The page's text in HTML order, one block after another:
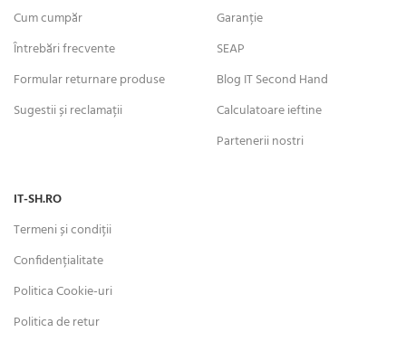
Cum cumpăr
Întrebări frecvente
Formular returnare produse
Sugestii și reclamații
Garanție
SEAP
Blog IT Second Hand
Calculatoare ieftine
Partenerii nostri
IT-SH.RO
Termeni și condiții
Confidențialitate
Politica Cookie-uri
Politica de retur